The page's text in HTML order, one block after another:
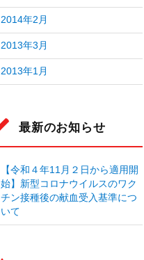
2014年2月
2013年3月
2013年1月
最新のお知らせ
【令和４年11月２日から適用開
始】新型コロナウイルスのワク
チン接種後の献血受入基準につ
いて